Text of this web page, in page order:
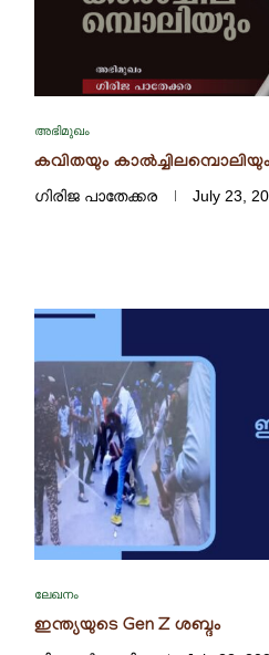
അഭിമുഖം
കവിതയും
ഗിരിജ പാതേക്കര July 23,
ലേഖനം
ഇന്ത്യയുടെ Gen Z ശബ്ദം